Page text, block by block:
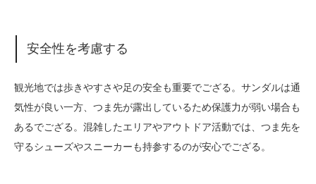
安全性を考慮する
観光地では歩きやすさや足の安全も重要でござる。サンダルは通
気性が良い一方、つま先が露出しているため保護力が弱い場合も
あるでござる。混雑したエリアやアウトドア活動では、つま先を
守るシューズやスニーカーも持参するのが安心でござる。